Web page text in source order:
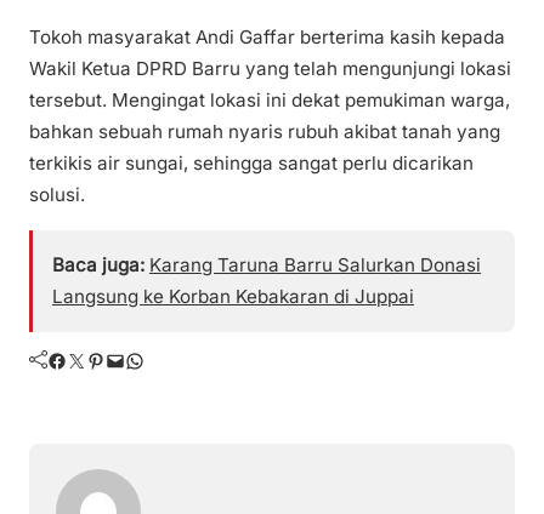
Tokoh masyarakat Andi Gaffar berterima kasih kepada
Wakil Ketua DPRD Barru yang telah mengunjungi lokasi
tersebut. Mengingat lokasi ini dekat pemukiman warga,
bahkan sebuah rumah nyaris rubuh akibat tanah yang
terkikis air sungai, sehingga sangat perlu dicarikan
solusi.
Baca juga: Karang Taruna Barru Salurkan Donasi
Langsung ke Korban Kebakaran di Juppai
Facebook Twitter Pinterest Mail WhatsApp